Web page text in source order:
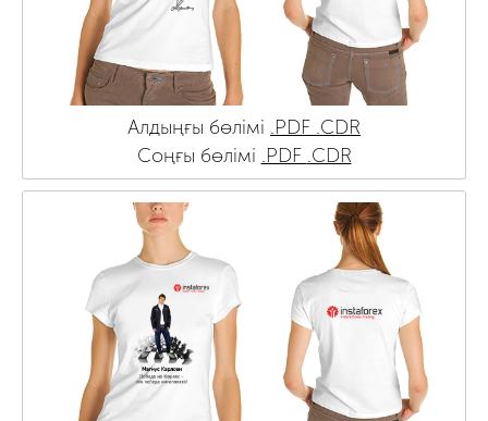
Алдыңғы бөлімі .PDF .CDR
Соңғы бөлімі .PDF .CDR